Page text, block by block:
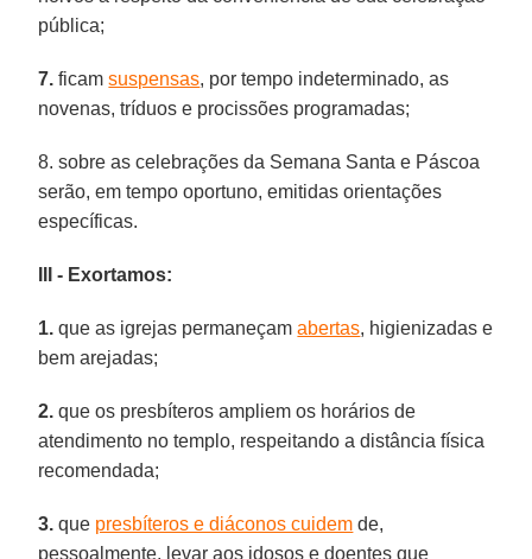
pública;
7. ficamsuspensas, por tempo indeterminado, as
novenas, tríduos e procissões programadas;
8. sobre as celebrações da Semana Santa e Páscoa
serão, em tempo oportuno, emitidas orientações
específicas.
III - Exortamos:
1. que as igrejas permaneçamabertas, higienizadas e
bem arejadas;
2. que os presbíteros ampliem os horários de
atendimento no templo, respeitando a distância física
recomendada;
3. que presbíteros e diáconos cuidem de,
pessoalmente, levar aos idosos e doentes que